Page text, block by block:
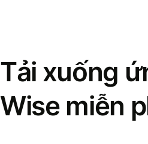
Tải xuống
Wise miễn